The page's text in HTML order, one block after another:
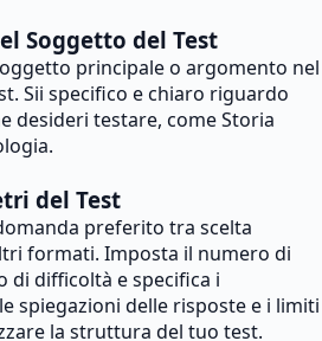
Soggetto del Test
principale o argomento nel
Sii specifico e chiaro riguardo
desideri testare, come Storia
del Test
preferito tra scelta
formati. Imposta il numero di
di difficoltà e specifica i
spiegazioni delle risposte e i limiti
la struttura del tuo test.